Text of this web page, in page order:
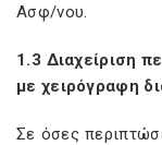
Ασφ/νου.
1.3 Διαχείριση
με χειρόγραφη
Σε όσες